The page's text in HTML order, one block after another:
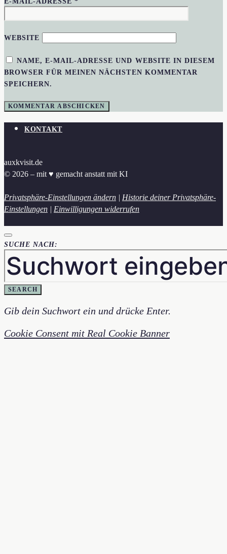
WEBSITE
NAME, E-MAIL-ADRESSE UND WEBSITE IN DIESEM
BROWSER FÜR MEINEN NÄCHSTEN KOMMENTAR
SPEICHERN.
KONTAKT
auxkvisit.de
© 2026 – mit ♥︎ gemacht anstatt mit KI
Privatsphäre-Einstellungen ändern | Historie deiner Privatsphäre-
Einstellungen | Einwilligungen widerrufen
SUCHE NACH:
SEARCH
Gib dein Suchwort ein und drücke Enter.
Cookie Consent mit Real Cookie Banner